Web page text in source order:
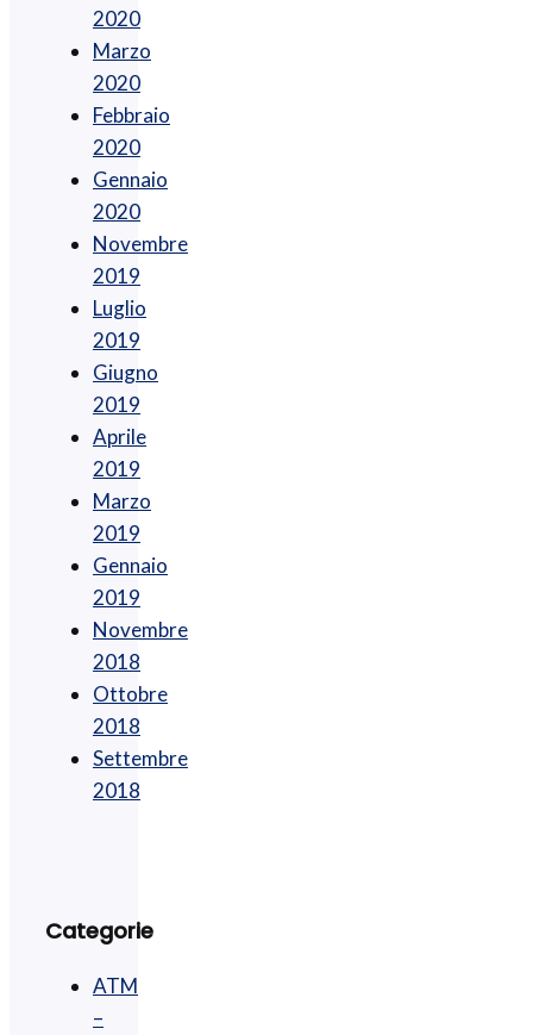
2020
Marzo
2020
Febbraio
2020
Gennaio
2020
Novembre
2019
Luglio
2019
Giugno
2019
Aprile
2019
Marzo
2019
Gennaio
2019
Novembre
2018
Ottobre
2018
Settembre
2018
Categorie
ATM
–